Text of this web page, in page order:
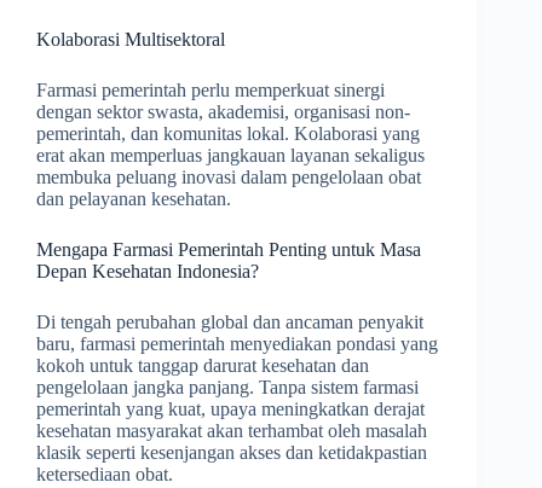
Kolaborasi Multisektoral
Farmasi pemerintah perlu memperkuat sinergi
dengan sektor swasta, akademisi, organisasi non-
pemerintah, dan komunitas lokal. Kolaborasi yang
erat akan memperluas jangkauan layanan sekaligus
membuka peluang inovasi dalam pengelolaan obat
dan pelayanan kesehatan.
Mengapa Farmasi Pemerintah Penting untuk Masa
Depan Kesehatan Indonesia?
Di tengah perubahan global dan ancaman penyakit
baru, farmasi pemerintah menyediakan pondasi yang
kokoh untuk tanggap darurat kesehatan dan
pengelolaan jangka panjang. Tanpa sistem farmasi
pemerintah yang kuat, upaya meningkatkan derajat
kesehatan masyarakat akan terhambat oleh masalah
klasik seperti kesenjangan akses dan ketidakpastian
ketersediaan obat.